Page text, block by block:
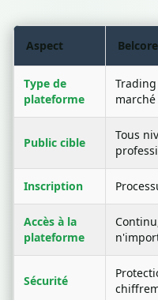
Aspect
Type de
plateforme
Public cible
Tous
Inscription
Accès à la
plateforme
Sécurité